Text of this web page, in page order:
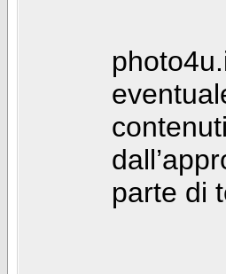
parte di